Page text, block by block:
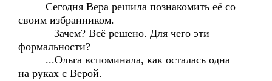
Сегодня Вера решила познакомить её со
своим избранником.
– Зачем? Всё решено. Для чего эти
формальности?
...Ольга вспоминала, как осталась одна
на руках с Верой.